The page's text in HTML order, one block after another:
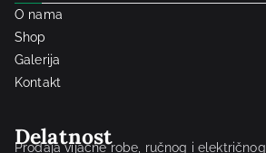
O nama
Shop
Galerija
Kontakt
Delatnost
Prodaja vijačne robe, ručnog i